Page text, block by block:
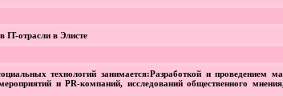
IT-отрасли в Элисте
технологий занимается:Разработкой и проведением
и PR-компаний, исследований общественного